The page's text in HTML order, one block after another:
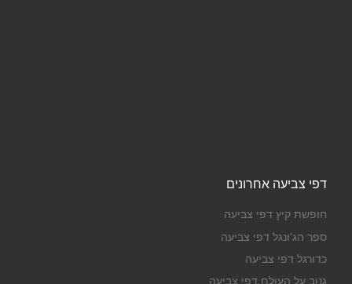
דפי צביעה אחרונים
חופשת קיץ דפי צביעה
ספר הג'ונגל דפי צביעה
כדורגל דפי צביעה
גנוב על העולם דפי צביעה